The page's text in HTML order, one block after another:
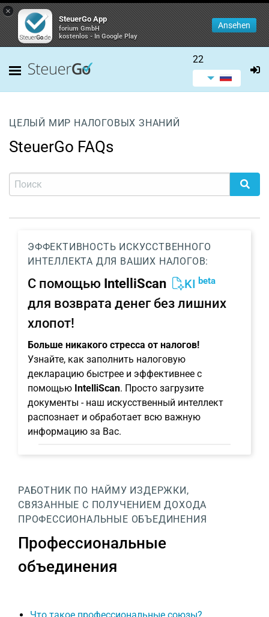
×
SteuerGo App
forium GmbH
kostenlos - In Google Play
Ansehen
22
ЦЕЛЫЙ МИР НАЛОГОВЫХ ЗНАНИЙ
SteuerGo FAQs
ЭФФЕКТИВНОСТЬ ИСКУССТВЕННОГО
ИНТЕЛЛЕКТА ДЛЯ ВАШИХ НАЛОГОВ:
С помощью IntelliScan KI beta
для возврата денег без лишних
хлопот!
Больше никакого стресса от налогов!
Узнайте, как заполнить налоговую
декларацию быстрее и эффективнее с
помощью IntelliScan. Просто загрузите
документы - наш искусственный интеллект
распознает и обработает всю важную
информацию за Вас.
РАБОТНИК ПО НАЙМУ ИЗДЕРЖКИ,
СВЯЗАННЫЕ С ПОЛУЧЕНИЕМ ДОХОДА
ПРОФЕССИОНАЛЬНЫЕ ОБЪЕДИНЕНИЯ
Профессиональные
объединения